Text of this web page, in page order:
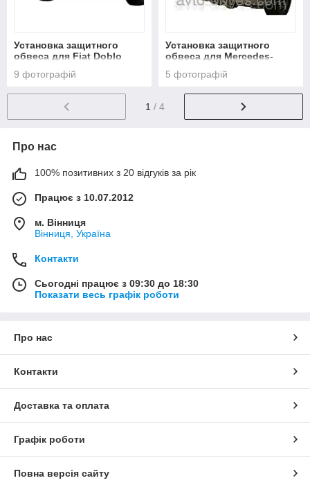
Установка защитного
обвеса для Fiat Doblo
9 фотографій
Установка защитного
обвеса для Mercedes-
5 фотографій
1 / 4
Про нас
100% позитивних з 20 відгуків за рік
Працює з 10.07.2012
м. Вінниця
Вінниця, Україна
Контакти
Сьогодні працює з 09:30 до 18:30
Показати весь графік роботи
Про нас
Контакти
Доставка та оплата
Графік роботи
Повна версія сайту